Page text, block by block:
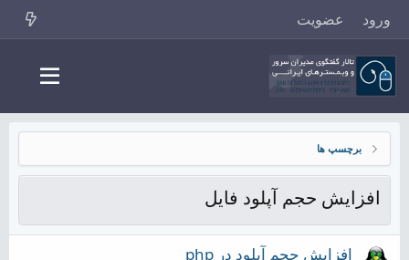
ورود عضویت
برچسپ ها
افزایش حجم آپلود فایل
افزایش حجم آپلود در php